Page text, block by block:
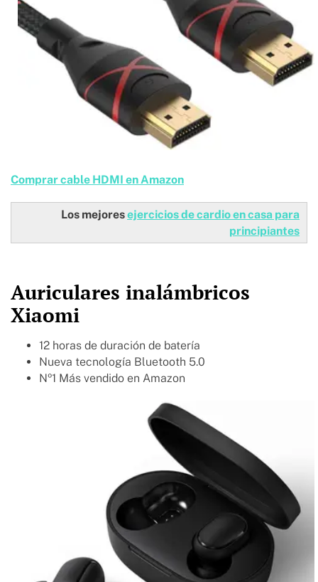
Comprar cable HDMI en Amazon
Los mejoresejercicios de cardio en casa para
principiantes
Auriculares inalámbricos
Xiaomi
12 horas de duración de batería
Nueva tecnología Bluetooth 5.0
Nº1 Más vendido en Amazon